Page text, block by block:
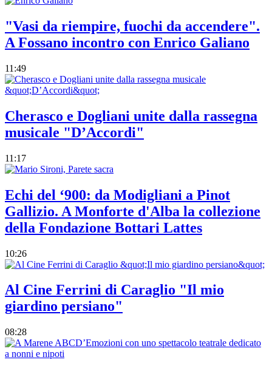
"Vasi da riempire, fuochi da accendere".
A Fossano incontro con Enrico Galiano
11:49
Cherasco e Dogliani unite dalla rassegna
musicale "D’Accordi"
11:17
Echi del ‘900: da Modigliani a Pinot
Gallizio. A Monforte d'Alba la collezione
della Fondazione Bottari Lattes
10:26
Al Cine Ferrini di Caraglio "Il mio
giardino persiano"
08:28